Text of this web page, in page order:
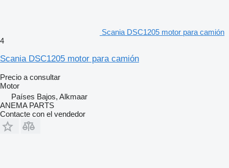
Scania DSC1205 motor para camión
4
Scania DSC1205 motor para camión
Precio a consultar
Motor
Países Bajos, Alkmaar
ANEMA PARTS
Contacte con el vendedor